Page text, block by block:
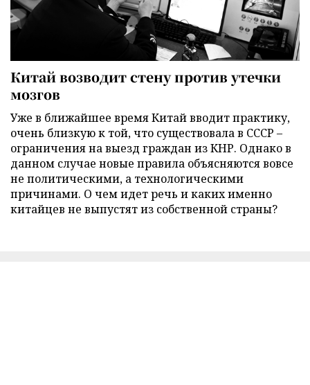
Китай возводит стену против утечки
мозгов
Уже в ближайшее время Китай вводит практику,
очень близкую к той, что существовала в СССР –
ограничения на выезд граждан из КНР. Однако в
данном случае новые правила объясняются вовсе
не политическими, а технологическими
причинами. О чем идет речь и каких именно
китайцев не выпустят из собственной страны?